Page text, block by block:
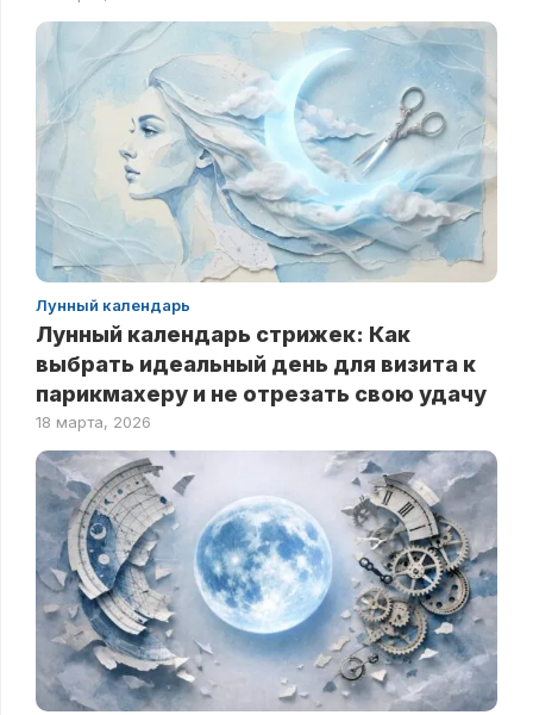
Лунный календарь
Лунный календарь стрижек: Как
выбрать идеальный день для визита к
парикмахеру и не отрезать свою удачу
18 марта, 2026